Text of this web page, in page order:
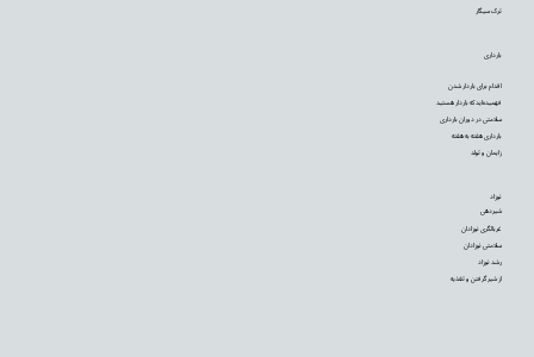
نوزاد
شیردهی
غربالگری نوزادان
سلامتی نوزادان
رشد نوزاد
از شیر گرفتن و تغذیه
بارداری
اقدام برای باردار شدن
فهمیده‌اید که باردار هستید
سلامتی در دوران بارداری
بارداری هفته به هفته
زایمان و تولد
ترک سیگار